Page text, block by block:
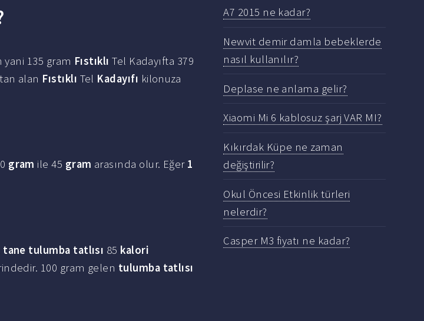
yani 135 gram Fıstıklı Tel Kadayıfta 379
alan Fıstıklı Tel Kadayıfı kilonuza
gram ile 45 gram arasında olur. Eğer 1
tane tulumba tatlısı 85 kalori
100 gram gelen tulumba tatlısı
A7 2015 ne kadar?
Newvit demir damla bebeklerde
nasıl kullanılır?
Deplase ne anlama gelir?
Xiaomi Mi 6 kablosuz şarj VAR MI?
Kıkırdak Küpe ne zaman
değiştirilir?
Okul Öncesi Etkinlik türleri
nelerdir?
Casper M3 fiyatı ne kadar?